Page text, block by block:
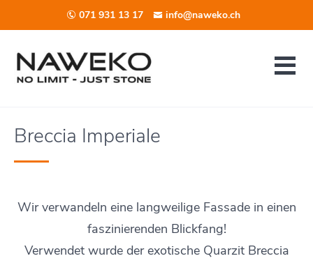
071 931 13 17 info@naweko.ch
Breccia Imperiale
Wir verwandeln eine langweilige Fassade in einen
faszinierenden Blickfang!
Verwendet wurde der exotische Quarzit Breccia